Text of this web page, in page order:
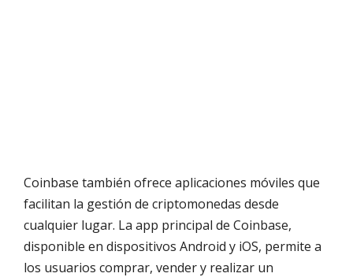
Coinbase también ofrece aplicaciones móviles que
facilitan la gestión de criptomonedas desde
cualquier lugar. La app principal de Coinbase,
disponible en dispositivos Android y iOS, permite a
los usuarios comprar, vender y realizar un